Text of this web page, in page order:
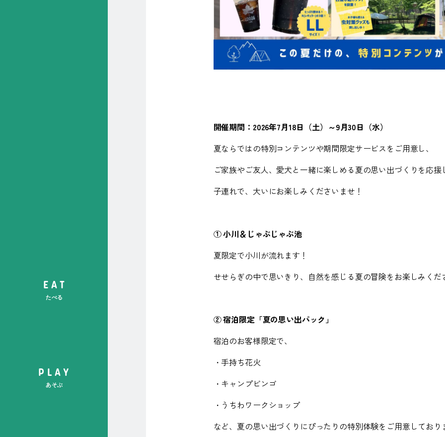
EAT
たべる
PLAY
あそぶ
開催期間： 2026年7月18日（土）～9月30日（水）
夏ならではの特別コンテンツや期間限定サービスをご用意し、
ご家族やご友人、愛犬と一緒に楽しめる夏の思い出づくりを応援
子連れで、大いにお楽しみくださいませ！
①小川＆じゃぶじゃぶ池
夏限定で小川が流れます！
せせらぎの中で思いきり、自然を感じる夏の冒険をお楽しみくだ
②宿泊限定「夏の思い出パック」
宿泊のお客様限定で、
・手持ち花火
・キャンプビンゴ
・うちわワークショップ
など、夏の思い出づくりにぴったりの特別体験をご用意しており